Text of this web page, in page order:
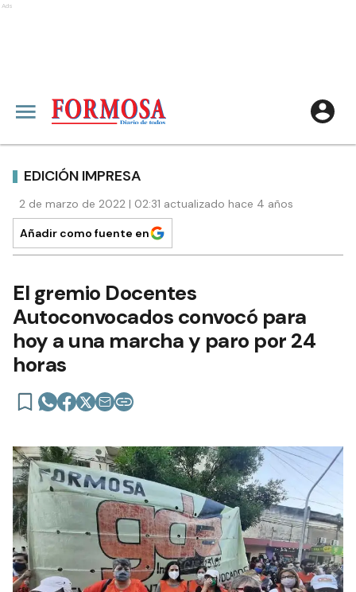
Ads
EDICIÓN IMPRESA
2 de marzo de 2022 | 02:31 actualizado hace 4 años
Añadir como fuente en
El gremio Docentes
Autoconvocados convocó para
hoy a una marcha y paro por 24
horas